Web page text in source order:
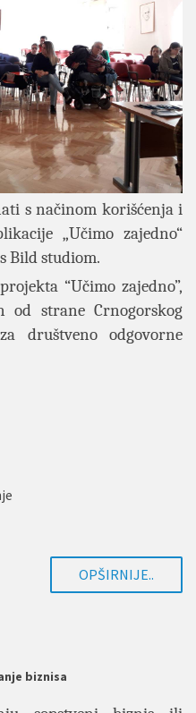
s načinom korišćenja i
„Učimo zajedno“
Bild studiom.
“Učimo zajedno”,
strane Crnogorskog
društveno odgovorne
OPŠIRNIJE..
biznisa